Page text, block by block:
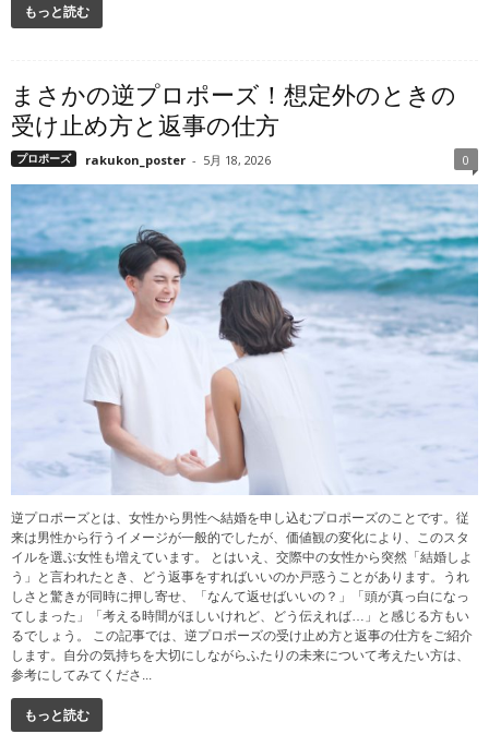
もっと読む
まさかの逆プロポーズ！想定外のときの
受け止め方と返事の仕方
プロポーズ rakukon_poster - 5月 18, 2026 0
逆プロポーズとは、女性から男性へ結婚を申し込むプロポーズのことです。従
来は男性から行うイメージが一般的でしたが、価値観の変化により、このスタ
イルを選ぶ女性も増えています。 とはいえ、交際中の女性から突然「結婚しよ
う」と言われたとき、どう返事をすればいいのか戸惑うことがあります。うれ
しさと驚きが同時に押し寄せ、「なんて返せばいいの？」「頭が真っ白になっ
てしまった」「考える時間がほしいけれど、どう伝えれば…」と感じる方もい
るでしょう。 この記事では、逆プロポーズの受け止め方と返事の仕方をご紹介
します。自分の気持ちを大切にしながらふたりの未来について考えたい方は、
参考にしてみてくださ...
もっと読む